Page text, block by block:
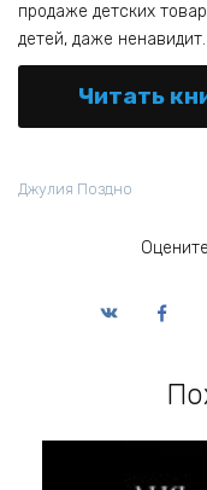
продаже детских
детей, даже
Читать
Джулия Поздно